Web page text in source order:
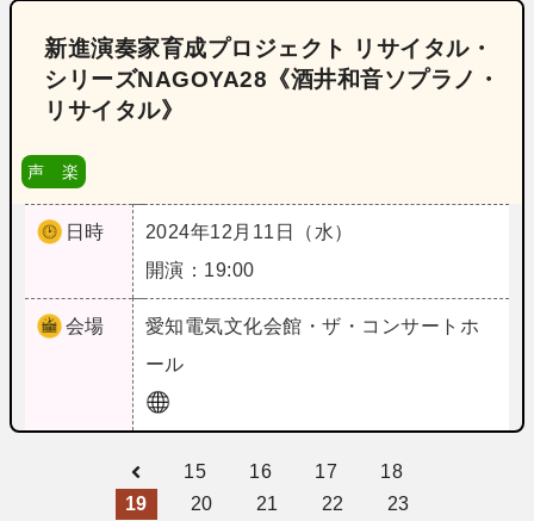
新進演奏家育成プロジェクト リサイタル・
シリーズNAGOYA28《酒井和音ソプラノ・
リサイタル》
声 楽
日時
2024年12月11日（水）
開演：19:00
会場 愛知電気文化会館・ザ・コンサートホ
ール
15 16 17
18
19
20 21 22
23